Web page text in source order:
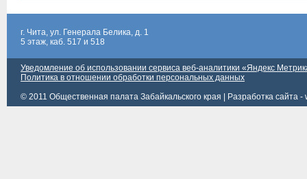
г. Чита, ул. Генерала Белика, д. 1
5 этаж, каб. 517 и 518
Уведомление об использовании сервиса веб-аналитики «Яндекс
Политика в отношении обработки персональных данных
© 2011 Общественная палата Забайкальского края |
Разработка сайта -